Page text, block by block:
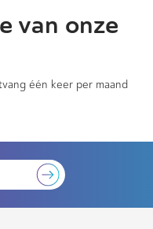
van onze
één keer per maand